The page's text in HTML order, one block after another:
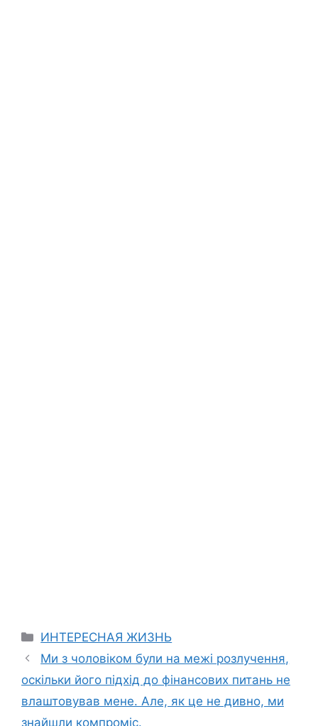
Categories
ИНТЕРЕСНАЯ ЖИЗНЬ
Ми з чоловіком були на межі розлучення,
оскільки його підхід до фінансових питань не
влаштовував мене. Але, як це не дивно, ми
знайшли компроміс.